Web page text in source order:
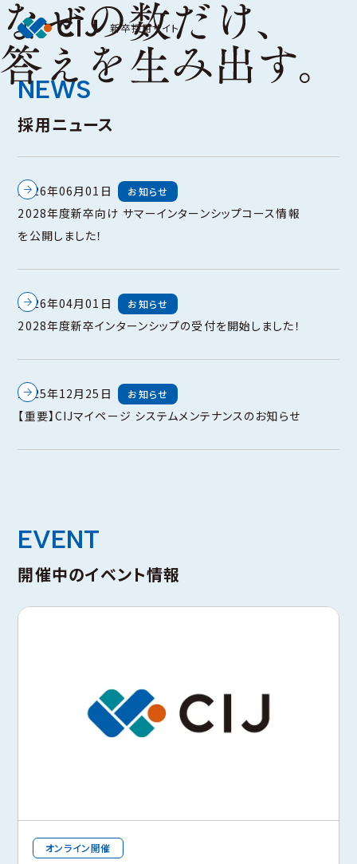
新卒採用サイト
SCROLL
NEWS
採用ニュース
2026年06月01日
お知らせ
2028年度新卒向け サマーインターンシップコース情報
を公開しました！
2026年04月01日 お知らせ
2028年度新卒インターンシップの受付を開始しました！
2025年12月25日 お知らせ
【重要】CIJマイページ システムメンテナンスのお知らせ
EVENT
開催中のイベント情報
イベント一覧へ
オンライン開催